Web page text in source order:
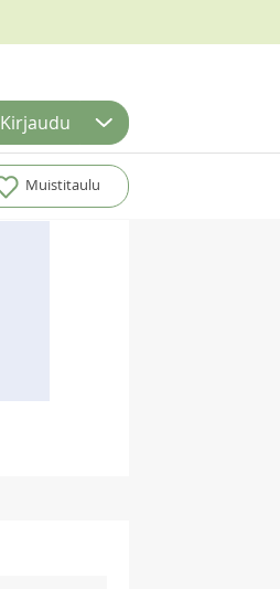
Kirjaudu
Muistitaulu